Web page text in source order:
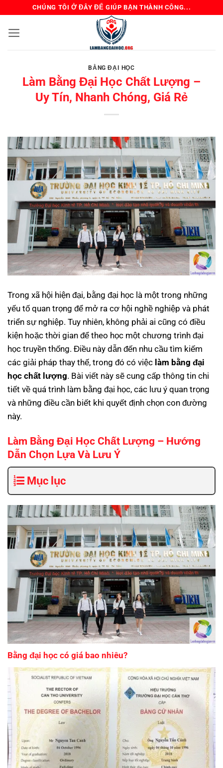
nội
CHÚNG TÔI Ở ĐÂY ĐỂ GIÚP BẠN THÀNH CÔNG...
BẰNG ĐẠI HỌC
Làm Bằng Đại Học Chất Lượng –
Uy Tín, Nhanh Chóng, Giá Rẻ
Trong xã hội hiện đại, bằng đại học là một trong những
yếu tố quan trọng để mở ra cơ hội nghề nghiệp và phát
triển sự nghiệp. Tuy nhiên, không phải ai cũng có điều
kiện hoặc thời gian để theo học một chương trình đại
học truyền thống. Điều này dẫn đến nhu cầu tìm kiếm
các giải pháp thay thế, trong đó có việc làm bằng đại
học chất lượng. Bài viết này sẽ cung cấp thông tin chi
tiết về quá trình làm bằng đại học, các lưu ý quan trọng
và những điều cần biết khi quyết định chọn con đường
này.
Làm Bằng Đại Học Chất Lượng – Hướng
Dẫn Chọn Lựa Và Lưu Ý
Mục lục
Bằng đại học có giá bao nhiêu?